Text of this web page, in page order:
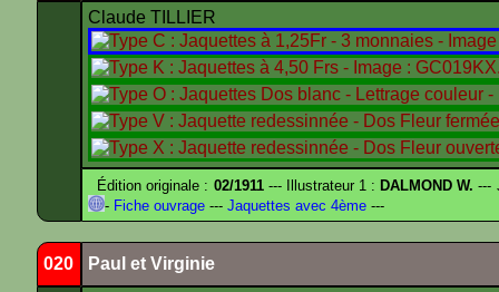
Claude TILLIER
Édition originale : 02/1911--- Illustrateur 1 : DALMOND W. ---
- Fiche ouvrage --- Jaquettes avec 4ème ---
020 Paul et Virginie